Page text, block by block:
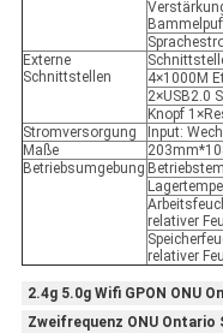
Externe
Schnittstellen
4×1000M
2×USB2.0
Knopf
Stromversorgung
Input:
Maße
Betriebsumgebung
relativer
relativer
2.4g 5.0g Wifi GPON ONU
Zweifrequenz ONU Ontario